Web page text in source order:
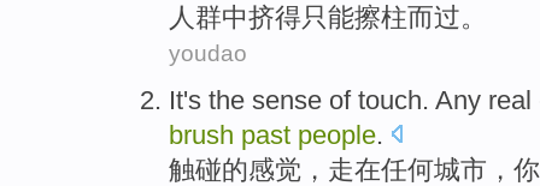
人群中挤得只能擦柱而过。
youdao
It's the sense of touch. Any real
brush past people.
触碰的感觉 ， 走在任何城市 ， 你